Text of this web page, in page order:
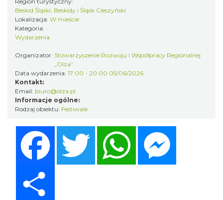
Wystawa: Z ONDRASZKIEM PRZEZ DEKADY
60-lecie Turystycznego Klubu Kolarskiego
2026-05-27
0.06 km
Beskid Śląski, Beskidy i Śląsk Cieszyński
Lokalizacja: W mieście
Kategoria:
Wydarzenia
Organizator: Stowarzyszenie Rozwoju i Współpracy Regionalnej
„Olza”
Data wydarzenia: 17:00 - 20:00 05/06/2026
Kontakt:
Email: biuro@olza.pl
Informacje ogólne:
Rodzaj obiektu: Festiwale
Twitter